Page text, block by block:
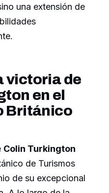
una extensión de
victoria de
en el
Británico
Colin Turkington
de Turismos
de su excepcional